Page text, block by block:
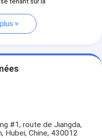
#1, route de Jiangda,
Hubei, Chine, 430012